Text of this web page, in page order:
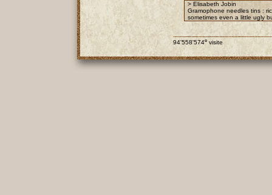
> Elisabeth Jobin
Gramophone needles tins :
sometimes even a little ugly
94'558'574e visite